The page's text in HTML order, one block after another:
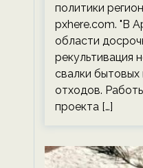
политики
pxhere.com. "В
области
рекультивация
свалки
отходов.
проекта […]